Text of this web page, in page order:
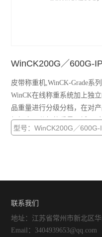
WinCK200G／600G-
皮带称重机,WinCK-Grade系
WinCK在线称重系统加上独
品重量进行分级分档，在对
根据产品分级的重量区域，对
型号：WinCK200G／600G-
联系我们
地址：江苏省常州市新北区
Email：3404939653@qq.com